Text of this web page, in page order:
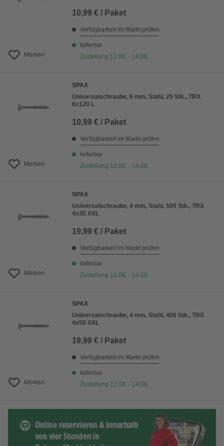
Merken
10,99 € / Paket
Verfügbarkeit im Markt prüfen
lieferbar
Zustellung 12.08. - 14.08.
Merken
SPAX
Universalschraube, 6 mm, Stahl, 25 Stk., TRX
6x120 L
10,99 € / Paket
Verfügbarkeit im Markt prüfen
lieferbar
Zustellung 12.08. - 14.08.
Merken
SPAX
Universalschraube, 4 mm, Stahl, 500 Stk., TRX
4x35 XXL
19,99 € / Paket
Verfügbarkeit im Markt prüfen
lieferbar
Zustellung 12.08. - 14.08.
Merken
SPAX
Universalschraube, 4 mm, Stahl, 400 Stk., TRX
4x50 XXL
19,99 € / Paket
Verfügbarkeit im Markt prüfen
lieferbar
Zustellung 12.08. - 14.08.